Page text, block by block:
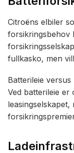
Citroëns elbiler
forsikringsbehov
fullkasko, men
Batterileie
Ved batterileie er